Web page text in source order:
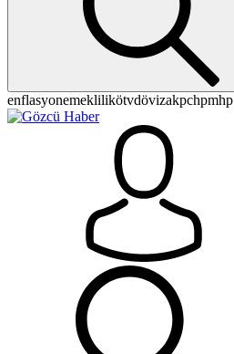
enflasyonemeklilikötvdövizakpchpmhp